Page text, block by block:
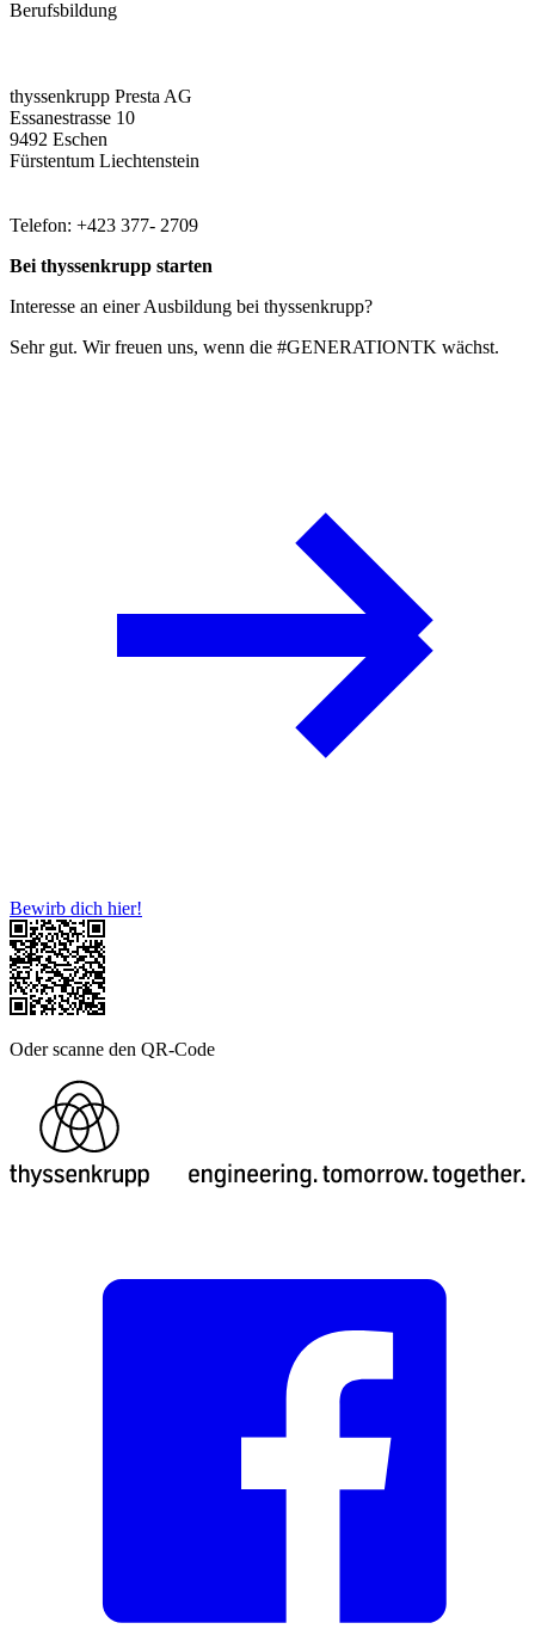
Berufsbildung
thyssenkrupp Presta AG
Essanestrasse 10
9492 Eschen
Fürstentum Liechtenstein
Telefon: +423 377- 2709
Bei thyssenkrupp starten
Interesse an einer Ausbildung bei thyssenkrupp?
Sehr gut. Wir freuen uns, wenn die #GENERATIONTK wächst.
Bewirb dich hier!
Oder scanne den QR-Code